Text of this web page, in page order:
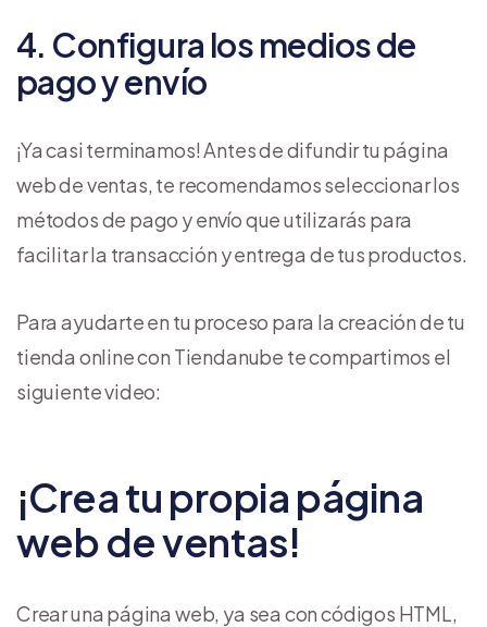
4. Configura los medios de
pago y envío
¡Ya casi terminamos! Antes de difundir tu página
web de ventas, te recomendamos seleccionar los
métodos de pago y envío que utilizarás para
facilitar la transacción y entrega de tus productos.
Para ayudarte en tu proceso para la creación de tu
tienda online con Tiendanube te compartimos el
siguiente video:
¡Crea tu propia página
web de ventas!
Crear una página web, ya sea con códigos HTML,